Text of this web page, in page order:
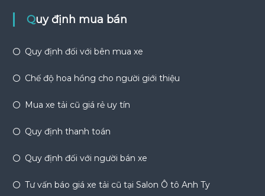
Quy định mua bán
Quy định đối với bên mua xe
Chế độ hoa hồng cho người giới thiệu
Mua xe tải cũ giá rẻ uy tín
Quy định thanh toán
Quy định đối với người bán xe
Tư vấn báo giá xe tải cũ tại Salon Ô tô Anh Ty